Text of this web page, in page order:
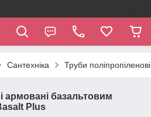
Сантехніка Труби
армовані базальтовим
Plus